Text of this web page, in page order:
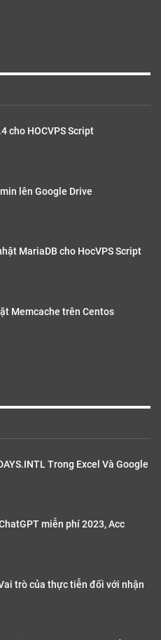
cho HOCVPS Script
lên Google Drive
MariaDB cho HocVPS Script
Memcache trên Centos
Trong Excel Và Google
miễn phí 2023, Acc
trò của thực tiễn đối với nhận